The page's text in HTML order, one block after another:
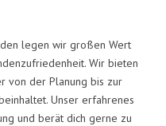
legen wir großen Wert
Wir bieten
von der Planung bis zur
Unser erfahrenes
und berät dich gerne zu